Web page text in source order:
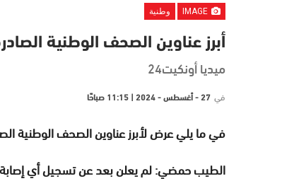
وطنية
أبرز عناوين الصحف الوطنية
ميديا أونكيت24
في 27 - أغسطس - 2024 | 11:15 صباحًا
في ما يلي عرض لأبرز عناوين الصحف الوطنية الصادرة
الطيب حمضي: لم يعلن بعد عن تسجيل أي إصابة